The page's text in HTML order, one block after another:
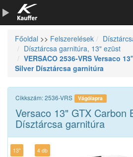
Szerszámkatalógus
Kosár
Főoldal >> Felszerelések
Dísztárcsa garnitúra, 13" ezüst
VERSACO 2536-VRS Versaco
Silver Dísztárcsa garnitúra
Cikkszám: 2536-VRS Vágólapra
Versaco 13" GTX Carbon
Dísztárcsa garnitúra
13" 4 db